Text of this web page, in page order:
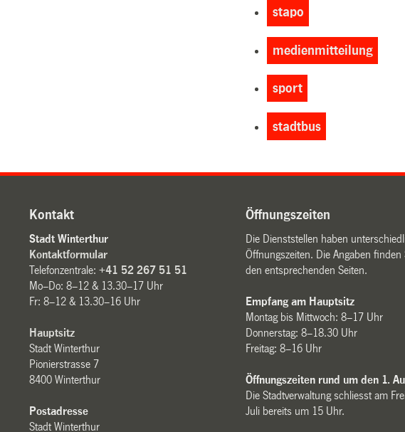
stapo
medienmitteilung
sport
stadtbus
Kontakt
Stadt Winterthur
Kontaktformular
Telefonzentrale:+41 52 267 51 51
Mo–Do: 8–12 & 13.30–17 Uhr
Fr: 8–12 & 13.30–16 Uhr
Hauptsitz
Stadt Winterthur
Pionierstrasse 7
8400 Winterthur
Postadresse
Stadt Winterthur
Öffnungszeiten
Die Dienststellen haben
Öffnungszeiten. Die Angaben finden
den entsprechenden Seiten.
Empfang am Hauptsitz
Montag bis Mittwoch: 8–17 Uhr
Donnerstag: 8–18.30 Uhr
Freitag: 8–16 Uhr
Öffnungszeiten rund um den 1.
Die Stadtverwaltung schliesst am
Juli bereits um 15 Uhr.